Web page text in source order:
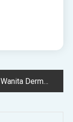
Wanita Derma Darah 580 Kali Terima Anugerah ‘Medal For Life’